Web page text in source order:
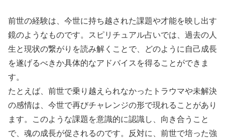
前世の経験は、今世に持ち越された課題や才能を映し出す
鏡のようなものです。スピリチュアル占いでは、過去の人
生と現状の繋がりを読み解くことで、どのように自己成長
を遂げるべきか具体的なアドバイスを得ることができま
す。
たとえば、前世で乗り越えられなかったトラウマや未解決
の感情は、今世で再びチャレンジの形で現れることがあり
ます。このような課題を意識的に認識し、向き合うこと
で、魂の成長が促されるのです。反対に、前世で培った強